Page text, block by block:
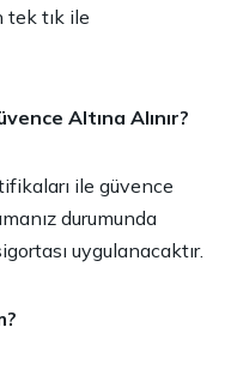
tık ile
Altına Alınır?
ile güvence
durumunda
uygulanacaktır.